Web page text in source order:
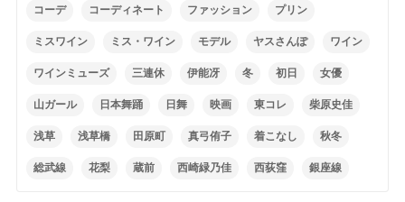
コーデ コーディネート ファッション プリン
ミスワイン ミス・ワイン モデル ヤスさんぽ ワイン
ワインミューズ 三連休 伊能冴 冬 初日 女優
山ガール 日本舞踊 日舞 映画 東コレ 柴原史佳
浅草 浅草橋 田原町 真弓侑子 着こなし 秋冬
総武線 花梨 蔵前 西崎緑乃佳 西荻窪 銀座線